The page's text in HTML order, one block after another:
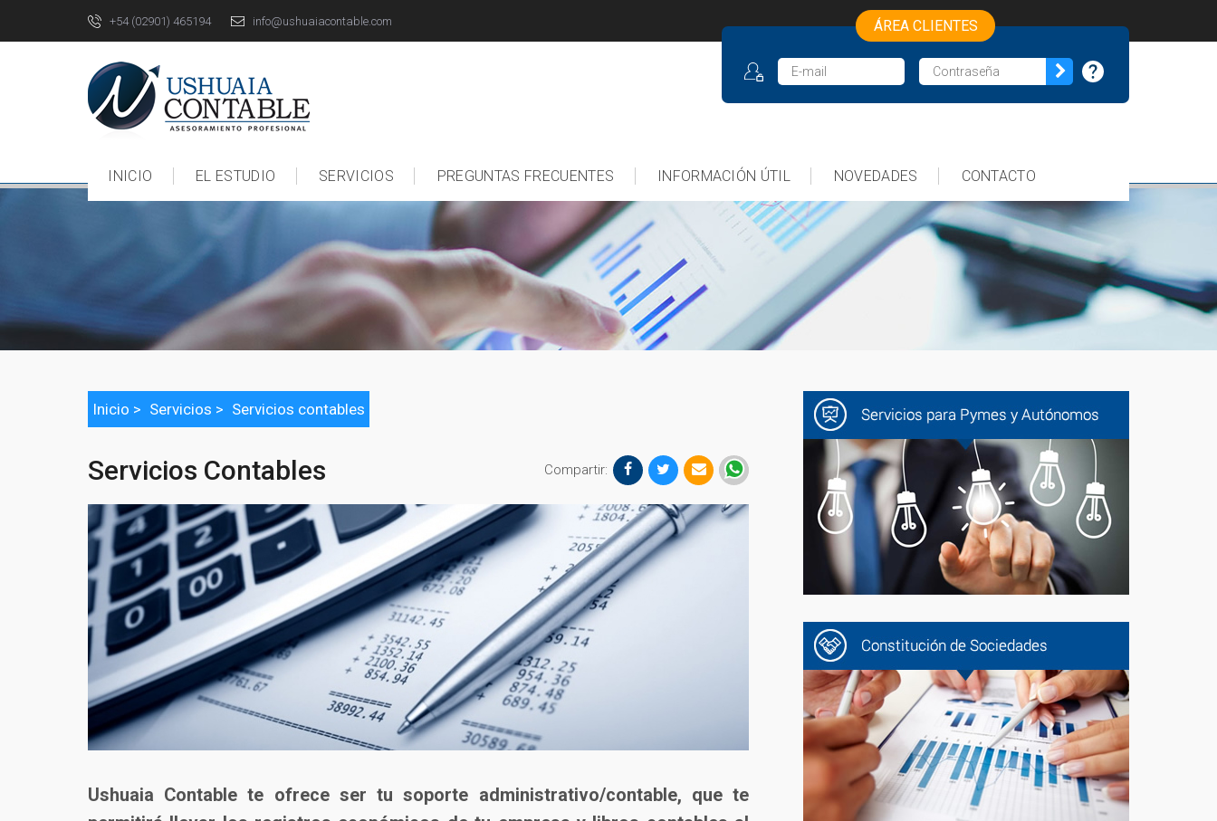
+54 (02901) 465194 info@ushuaiacontable.com ÁREA CLIENTES
INICIO EL ESTUDIO SERVICIOS PREGUNTAS FRECUENTES INFORMACIÓN ÚTIL NOVEDADES CONTACTO
Inicio > Servicios > Servicios contables
Servicios Contables Compartir:
Ushuaia Contable te ofrece ser tu soporte administrativo/contable, que te